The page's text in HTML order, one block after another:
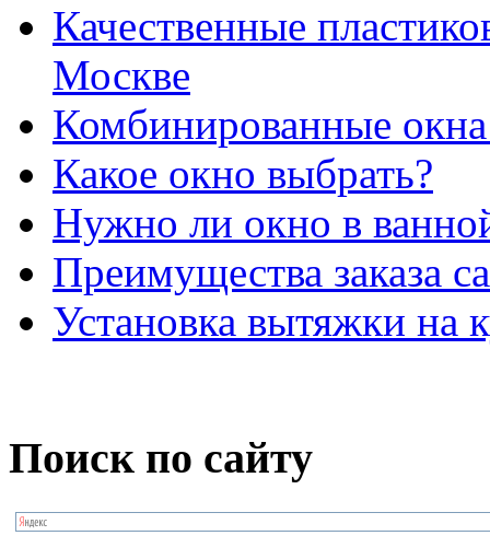
Качественные
Москве
Комбинированные
Какое окно выбрать?
Нужно ли окно в
Преимущества заказа
Установка вытяжки на
Поиск по сайту